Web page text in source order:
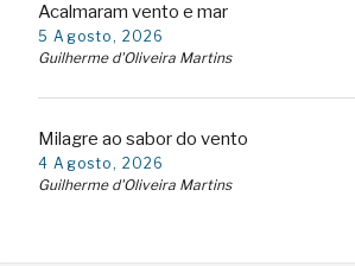
Acalmaram vento e mar
5 Agosto, 2026
Guilherme d'Oliveira Martins
Milagre ao sabor do vento
4 Agosto, 2026
Guilherme d'Oliveira Martins